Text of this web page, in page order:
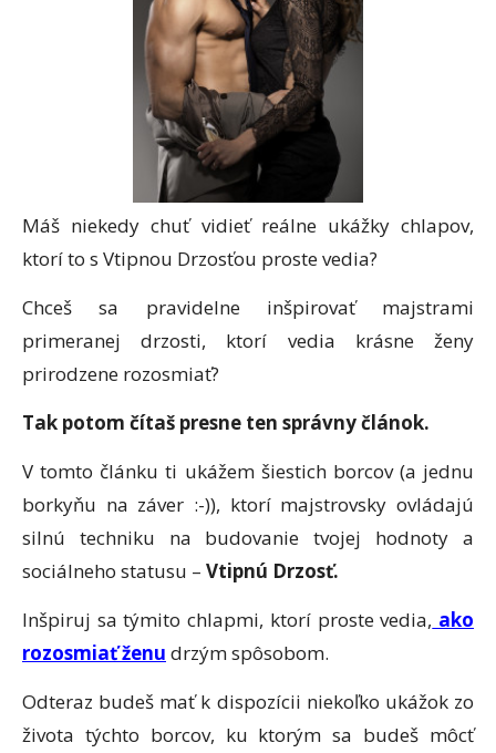
Máš niekedy chuť vidieť reálne ukážky chlapov,
ktorí to s Vtipnou Drzosťou proste vedia?
Chceš sa pravidelne inšpirovať majstrami
primeranej drzosti, ktorí vedia krásne ženy
prirodzene rozosmiať?
Tak potom čítaš presne ten správny článok.
V tomto článku ti ukážem šiestich borcov (a jednu
borkyňu na záver :-)), ktorí majstrovsky ovládajú
silnú techniku na budovanie tvojej hodnoty a
sociálneho statusu – Vtipnú Drzosť.
Inšpiruj sa týmito chlapmi, ktorí proste vedia, ako
rozosmiať ženu drzým spôsobom.
Odteraz budeš mať k dispozícii niekoľko ukážok zo
života týchto borcov, ku ktorým sa budeš môcť